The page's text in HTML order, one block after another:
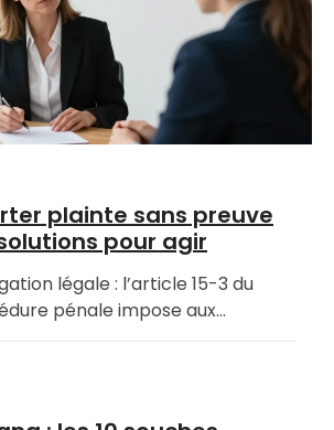
plainte sans preuve
pour agir
légale : l’article 15-3 du
pénale impose aux…